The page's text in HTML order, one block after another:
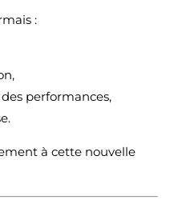
:
performances,
à cette nouvelle